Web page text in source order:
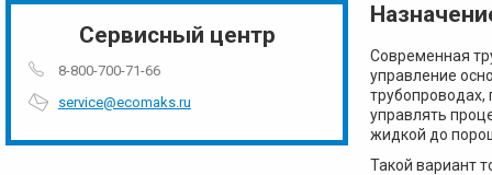
Современная
управление
трубопроводах,
управлять
жидкой до
Такой вариант
Сервисный центр
8-800-700-71-66
service@ecomaks.ru